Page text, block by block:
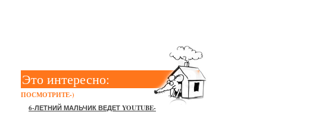
Это интересно:
ПОСМОТРИТЕ-)
6-ЛЕТНИЙ МАЛЬЧИК ВЕДЕТ YOUTUBE-